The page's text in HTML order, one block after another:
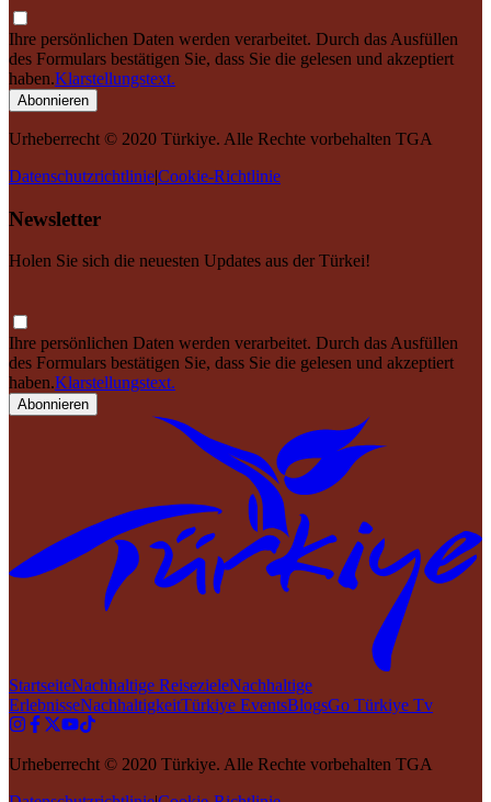
Ihre persönlichen Daten werden verarbeitet. Durch das Ausfüllen
des Formulars bestätigen Sie, dass Sie die gelesen und akzeptiert
haben.Klarstellungstext.
Abonnieren
Urheberrecht © 2020 Türkiye. Alle Rechte vorbehalten TGA
Datenschutzrichtlinie|Cookie-Richtlinie
Newsletter
Holen Sie sich die neuesten Updates aus der Türkei!
Ihre persönlichen Daten werden verarbeitet. Durch das Ausfüllen
des Formulars bestätigen Sie, dass Sie die gelesen und akzeptiert
haben.Klarstellungstext.
Abonnieren
StartseiteNachhaltige ReisezieleNachhaltige
ErlebnisseNachhaltigkeitTürkiye EventsBlogsGo Türkiye Tv
Urheberrecht © 2020 Türkiye. Alle Rechte vorbehalten TGA